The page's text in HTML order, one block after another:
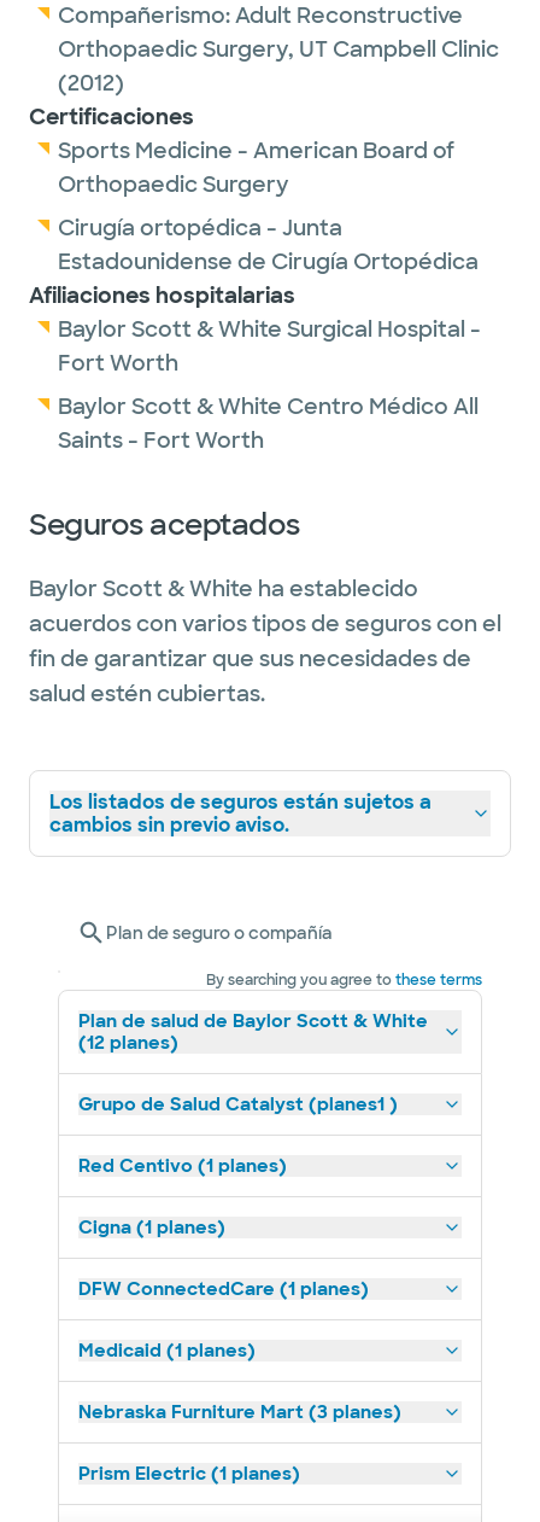
Compañerismo:Adult Reconstructive
Orthopaedic Surgery, UT Campbell Clinic
(2012)
Certificaciones
Sports Medicine - American Board of
Orthopaedic Surgery
Cirugía ortopédica - Junta
Estadounidense de Cirugía Ortopédica
Afiliaciones hospitalarias
Baylor Scott & White Surgical Hospital -
Fort Worth
Baylor Scott & White Centro Médico All
Saints - Fort Worth
Seguros aceptados
Baylor Scott & White ha establecido
acuerdos con varios tipos de seguros con el
fin de garantizar que sus necesidades de
salud estén cubiertas.
Los listados de seguros están sujetos a
cambios sin previo aviso.
Plan de seguro o compañía
By searching you agree tothese terms
Plan de salud de Baylor Scott & White
(12 planes)
Grupo de Salud Catalyst (planes1 )
Red Centivo (1 planes)
Cigna (1 planes)
DFW ConnectedCare (1 planes)
Medicaid (1 planes)
Nebraska Furniture Mart (3 planes)
Prism Electric (1 planes)